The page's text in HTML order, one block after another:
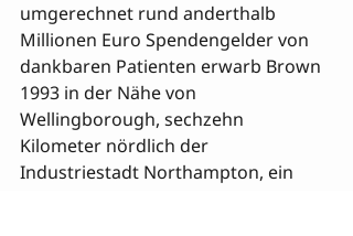
umgerechnet rund anderthalb
Millionen Euro Spendengelder von
dankbaren Patienten erwarb Brown
1993 in der Nähe von
Wellingborough, sechzehn
Kilometer nördlich der
Industriestadt Northampton, ein